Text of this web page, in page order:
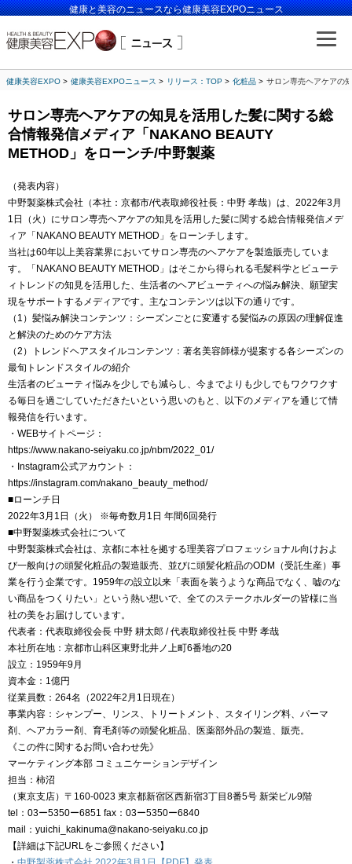
健康と美容のニュースなら健康美容EXPOニュース
健康美容EXPO 健康美容EXPOニュース リリース：TOP 化粧品 サロン専売ヘアケアの
サロン専売ヘアケアの知見を活用した髪に関する総
合情報発信メディア「NAKANO BEAUTY
METHOD」をローンチ/中野製薬
（発表内容）
中野製薬株式会社（本社：京都市/代表取締役社長：中野 孝哉）は、2022年3月
1日（火）にサロン専売ヘアケアの知見を活用した髪に関する総合情報発信メデ
ィア「NAKANO BEAUTY METHOD」をローンチします。
当社は60年以上美容業界においてサロン専売のヘアケアを製造販売していま
す。「NAKANO BEAUTY METHOD」はそこから得られる毛髪科学とビューテ
ィトレンドの知見を活用した、生活者のヘアビューティへの悩み解決、願望実
現をサポートするメディアです。主なコンテンツは以下の通りです。
（1）髪悩み解決コンテンツ：シーズンごとに変遷する髪悩みの原因の理解促進
と解決のためのケア方法
（2）トレンドヘアスタイルコンテンツ：著名美容師様が提案する各シーズンの
最旬トレンドスタイルの紹介
生活者のビューティ悩みを少しでも減らし、今までよりも少しでもワクワクす
る毎日を過ごしていただきたいという思いのもと、以下のメディアを通じて情
報発信を行います。
・WEBサイトページ：
https://www.nakano-seiyaku.co.jp/nbm/2022_01/
・Instagram公式アカウント：
https://instagram.com/nakano_beauty_method/
■ローンチ日
2022年3月1日（火） ※毎奇数月1日 年間6回発行
■中野製薬株式会社について
中野製薬株式会社は、京都に本社を拠する理美容プロフェッショナル向けおよ
び一般向けの頭髪化粧品の製造販売、並びに頭髪化粧品のODM（受託生産）事
業を行う企業です。1959年の設立以来「表面を装うような商品でなく、嘘のな
い商品をつくりたい」という熱い想いで、全てのステークホルダーの皆様に当
社の美をお届けしています。
代表者：代表取締役会長 中野 耕太郎 / 代表取締役社長 中野 孝哉
本社所在地：京都市山科区東野北井ノ上町6番地の20
設立：1959年9月
資本金：1億円
従業員数：264名（2022年2月1日現在）
事業内容：シャンプー、リンス、トリートメント、スタイリング料、パーマ
剤、ヘアカラー剤、育毛剤等の頭髪化粧品、医薬部外品の製造、販売。
《この件に関するお問い合わせ先》
マーケティング本部 コミュニケーションデザイン
担当：柿沼
（東京支店）〒160-0023 東京都新宿区西新宿3丁目8番5号 新栄ビル9階
tel：03ー5350ー6851 fax：03ー5350ー6840
mail：yuichi_kakinuma@nakano-seiyaku.co.jp
【詳細は下記URLをご参照ください】